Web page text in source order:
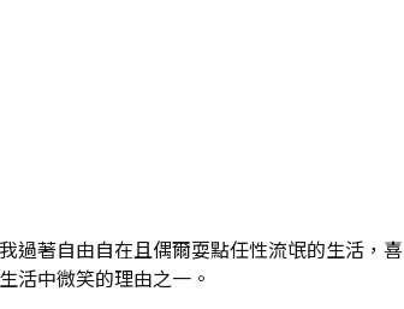
過著自由自在且偶爾耍點任性流氓的生活，喜
活中微笑的理由之一。